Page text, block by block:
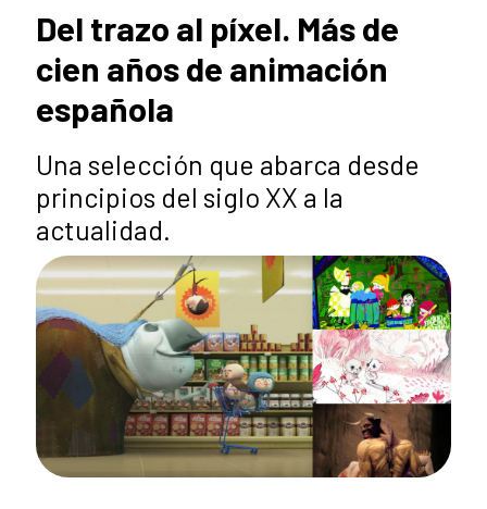
Del trazo al píxel. Más de
cien años de animación
española
Una selección que abarca desde
principios del siglo XX a la
actualidad.